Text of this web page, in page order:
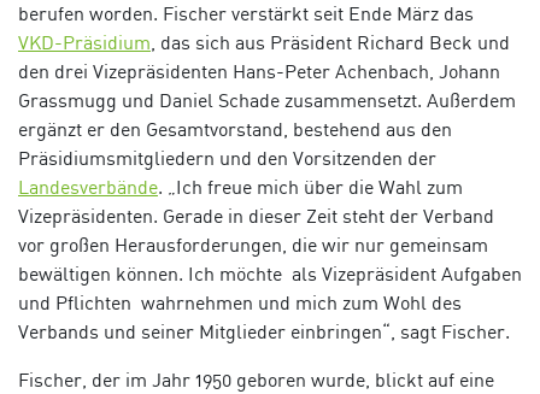
berufen worden. Fischer verstärkt seit Ende März das
VKD-Präsidium, das sich aus Präsident Richard Beck und
den drei Vizepräsidenten Hans-Peter Achenbach, Johann
Grassmugg und Daniel Schade zusammensetzt. Außerdem
ergänzt er den Gesamtvorstand, bestehend aus den
Präsidiumsmitgliedern und den Vorsitzenden der
Landesverbände. „Ich freue mich über die Wahl zum
Vizepräsidenten. Gerade in dieser Zeit steht der Verband
vor großen Herausforderungen, die wir nur gemeinsam
bewältigen können. Ich möchte als Vizepräsident Aufgaben
und Pflichten wahrnehmen und mich zum Wohl des
Verbands und seiner Mitglieder einbringen“, sagt Fischer.
Fischer, der im Jahr 1950 geboren wurde, blickt auf eine